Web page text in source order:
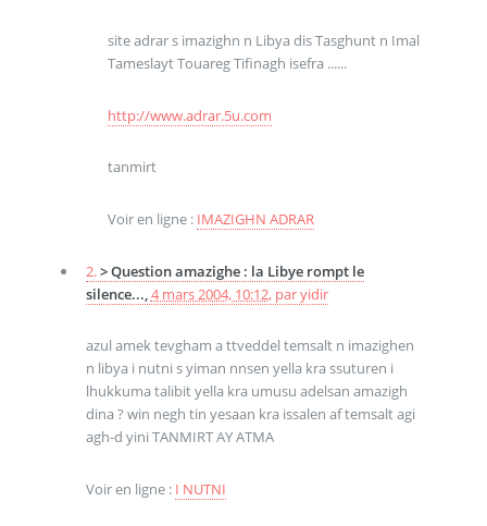
site adrar s imazighn n Libya dis Tasghunt n Imal
Tameslayt Touareg Tifinagh isefra ......
http://www.adrar.5u.com
tanmirt
Voir en ligne : IMAZIGHN ADRAR
2.> Question amazighe : la Libye rompt le
silence...,4 mars 2004, 10:12, paryidir
azul amek tevgham a ttveddel temsalt n imazighen
n libya i nutni s yiman nnsen yella kra ssuturen i
lhukkuma talibit yella kra umusu adelsan amazigh
dina ? win negh tin yesaan kra issalen af temsalt agi
agh-d yini TANMIRT AY ATMA
Voir en ligne : I NUTNI